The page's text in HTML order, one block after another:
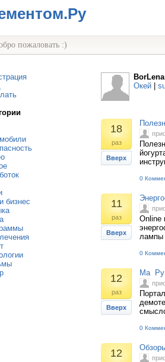
пожаловать :)
бизнес
BorLena
Окей
18
раз
Вверх
0
11
раз
Вверх
Online
лампы
0
12
раз
Вверх
Ма
0
12